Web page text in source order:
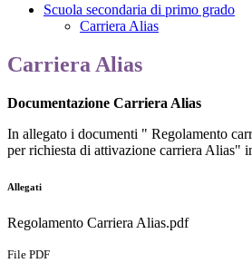
Scuola secondaria di primo grado
Carriera Alias
Carriera Alias
Documentazione Carriera Alias
In allegato i documenti " Regolamento
per richiesta di attivazione carriera Alias"
Allegati
Regolamento Carriera Alias.pdf
File PDF